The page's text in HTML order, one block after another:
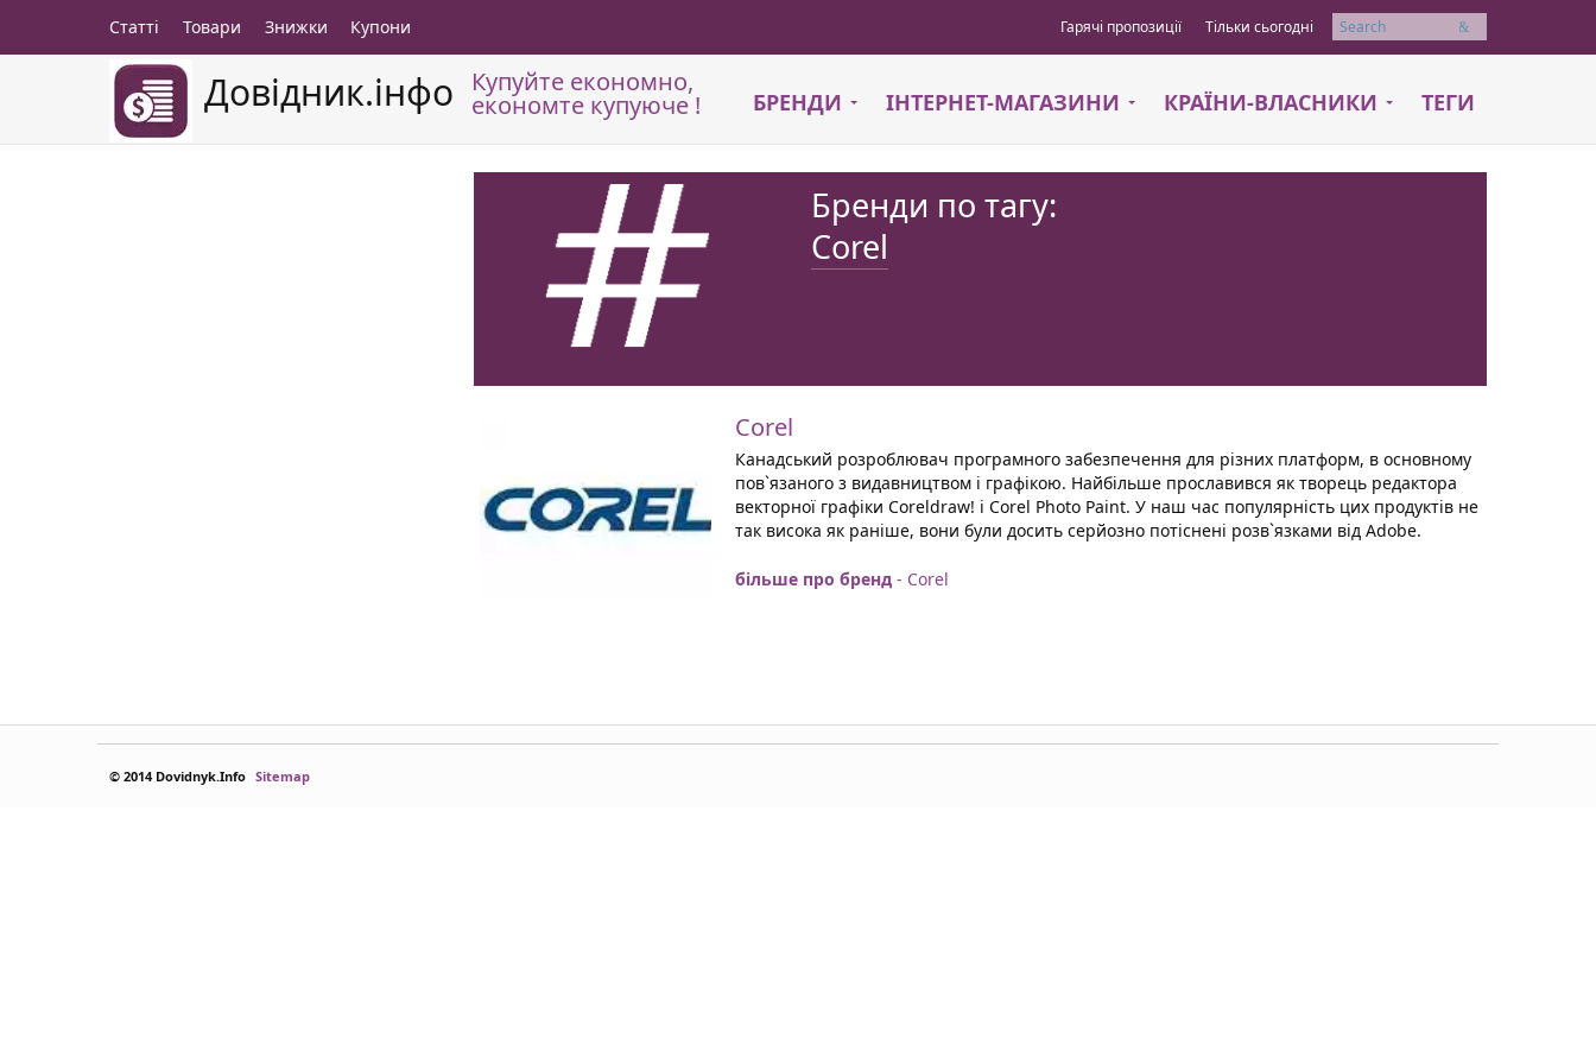
Довідник.інфо Купуйте економно,
економте купуюче ! БРЕНДИ ІНТЕРНЕТ-МАГАЗИНИ КРАЇНИ-ВЛАСНИКИ ТЕГИ
Статті Товари Знижки Купони Гарячі пропозиції Тільки сьогодні Пошук
Бренди по тагу:
Corel
Corel
Канадський розроблювач програмного забезпечення для різних платформ, в основному
пов`язаного з видавництвом і графікою. Найбільше прославився як творець редактора
векторної графіки Coreldraw! і Corel Photo Paint. У наш час популярність цих продуктів не
так висока як раніше, вони були досить серйозно потіснені розв`язками від Adobe.
більше про бренд- Corel
© 2014 Dovidnyk.Info Sitemap